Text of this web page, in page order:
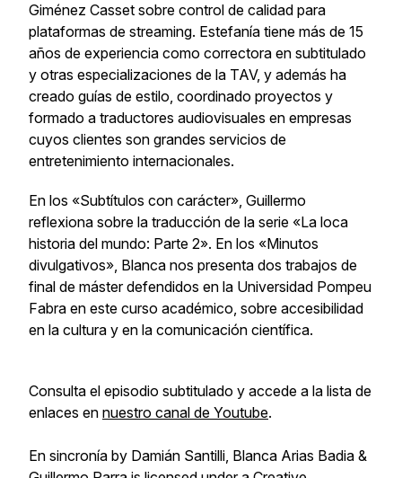
Giménez Casset sobre control de calidad para
plataformas de streaming. Estefanía tiene más de 15
años de experiencia como correctora en subtitulado
y otras especializaciones de la TAV, y además ha
creado guías de estilo, coordinado proyectos y
formado a traductores audiovisuales en empresas
cuyos clientes son grandes servicios de
entretenimiento internacionales.
En los «Subtítulos con carácter», Guillermo
reflexiona sobre la traducción de la serie «La loca
historia del mundo: Parte 2». En los «Minutos
divulgativos», Blanca nos presenta dos trabajos de
final de máster defendidos en la Universidad Pompeu
Fabra en este curso académico, sobre accesibilidad
en la cultura y en la comunicación científica.
Consulta el episodio subtitulado y accede a la lista de
enlaces en nuestro canal de Youtube.
En sincronía by Damián Santilli, Blanca Arias Badia &